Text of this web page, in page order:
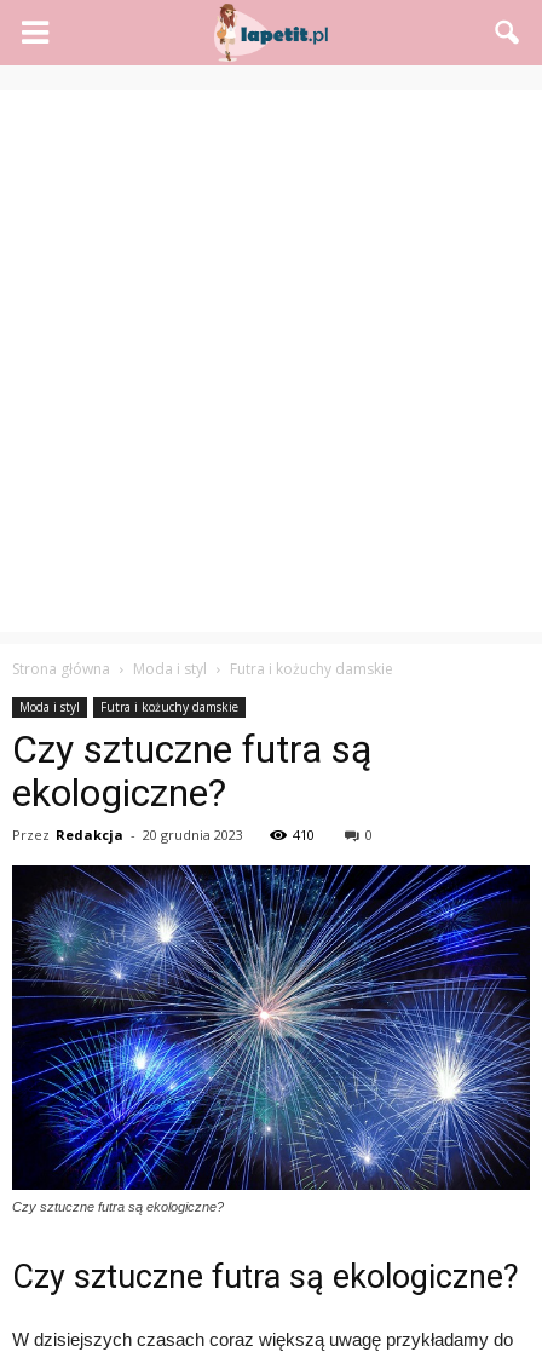
Strona główna Moda i styl Futra i kożuchy damskie
Moda i styl Futra i kożuchy damskie
Czy sztuczne futra są
ekologiczne?
Przez Redakcja - 20 grudnia 2023 410 0
Czy sztuczne futra są ekologiczne?
Czy sztuczne futra są ekologiczne?
W dzisiejszych czasach coraz większą uwagę przykładamy do